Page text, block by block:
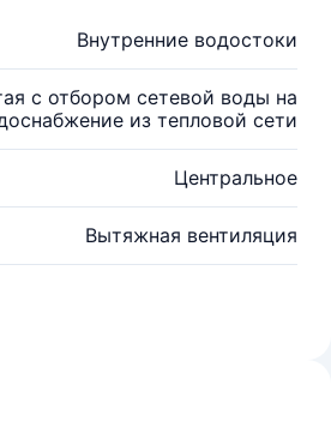
Внутренние водостоки
с отбором сетевой воды на
из тепловой сети
Центральное
Вытяжная вентиляция